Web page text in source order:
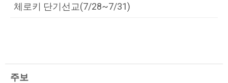
체로키 단기선교(7/28~7/31)
주보